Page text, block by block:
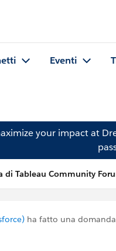
Eventi
your impact at
di Tableau Community
ha fatto una